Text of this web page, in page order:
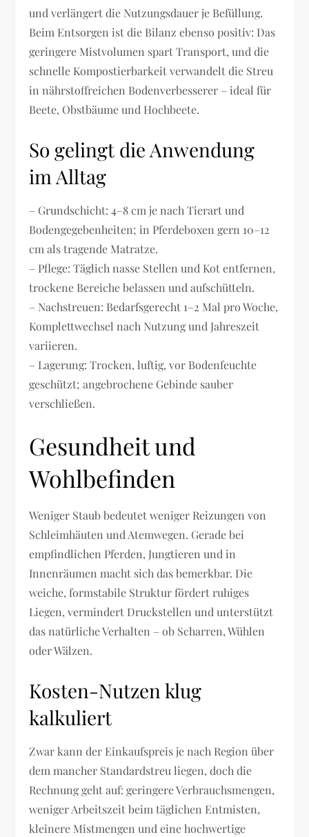
und verlängert die Nutzungsdauer je Befüllung.
Beim Entsorgen ist die Bilanz ebenso positiv: Das
geringere Mistvolumen spart Transport, und die
schnelle Kompostierbarkeit verwandelt die Streu
in nährstoffreichen Bodenverbesserer – ideal für
Beete, Obstbäume und Hochbeete.
So gelingt die Anwendung
im Alltag
– Grundschicht: 4–8 cm je nach Tierart und
Bodengegebenheiten; in Pferdeboxen gern 10–12
cm als tragende Matratze.
– Pflege: Täglich nasse Stellen und Kot entfernen,
trockene Bereiche belassen und aufschütteln.
– Nachstreuen: Bedarfsgerecht 1–2 Mal pro Woche,
Komplettwechsel nach Nutzung und Jahreszeit
variieren.
– Lagerung: Trocken, luftig, vor Bodenfeuchte
geschützt; angebrochene Gebinde sauber
verschließen.
Gesundheit und
Wohlbefinden
Weniger Staub bedeutet weniger Reizungen von
Schleimhäuten und Atemwegen. Gerade bei
empfindlichen Pferden, Jungtieren und in
Innenräumen macht sich das bemerkbar. Die
weiche, formstabile Struktur fördert ruhiges
Liegen, vermindert Druckstellen und unterstützt
das natürliche Verhalten – ob Scharren, Wühlen
oder Wälzen.
Kosten-Nutzen klug
kalkuliert
Zwar kann der Einkaufspreis je nach Region über
dem mancher Standardstreu liegen, doch die
Rechnung geht auf: geringere Verbrauchsmengen,
weniger Arbeitszeit beim täglichen Entmisten,
kleinere Mistmengen und eine hochwertige